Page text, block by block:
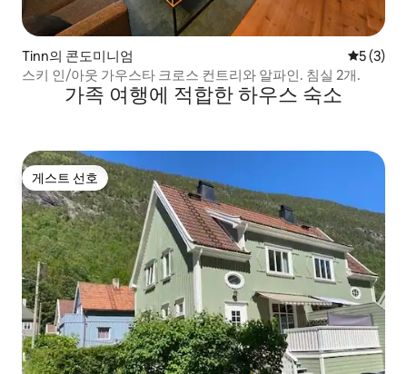
Tinn의 콘도미니엄 평점 5점
5 (3)
스키 인/아웃 가우스타 크로스 컨트리와 알파인. 침실 2개.
가족 여행에 적합한 하우스 숙소
게스트 선호
게스트 선호